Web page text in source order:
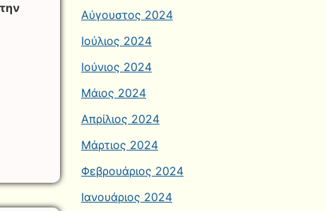
Αύγουστος 2024
Ιούλιος 2024
Ιούνιος 2024
Μάιος 2024
Απρίλιος 2024
Μάρτιος 2024
Φεβρουάριος 2024
Ιανουάριος 2024